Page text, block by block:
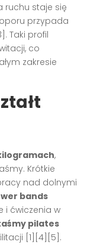
ruchu staje się
przypada
Taki profil
co
zakresie
,
Krótkie
nad dolnymi
bands
i ćwiczenia w
pilates
[1][4][5].